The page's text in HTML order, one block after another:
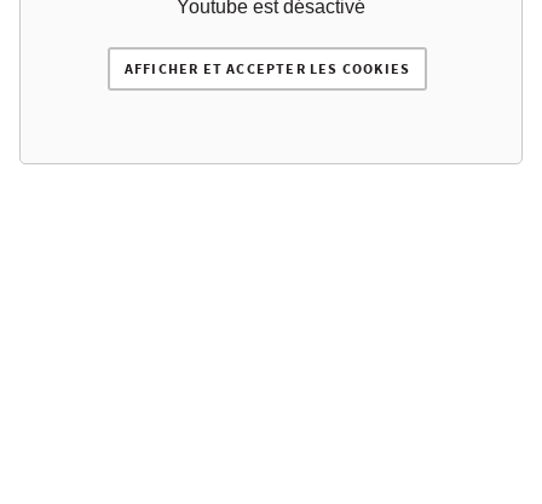
Youtube est désactivé
AFFICHER ET ACCEPTER LES COOKIES